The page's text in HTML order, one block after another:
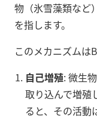
物（氷雪藻類など
を指します。
このメカニズムは
自己増殖: 微生
取り込んで増殖
ると、その活動